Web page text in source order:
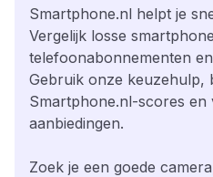
Smartphone.nl helpt je
Vergelijk losse
telefoonabonnementen
Gebruik onze keuzehulp,
Smartphone.nl-scores en
aanbiedingen.
Zoek je een goede